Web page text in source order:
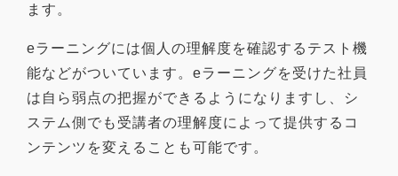
ます。
eラーニングには個人の理解度を確認するテスト機
能などがついています。eラーニングを受けた社員
は自ら弱点の把握ができるようになりますし、シ
ステム側でも受講者の理解度によって提供するコ
ンテンツを変えることも可能です。